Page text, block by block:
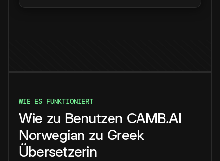
WIE ES FUNKTIONIERT
Wie zu Benutzen CAMB.AI
Norwegian zu Greek
Übersetzerin